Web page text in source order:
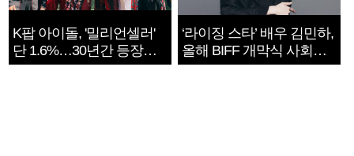
K팝 아이돌, '밀리언셀러'
단 1.6%…30년간 등장
1182개팀 전수조사
‘라이징 스타’ 배우 김민하,
올해 BIFF 개막식 사회자
확정